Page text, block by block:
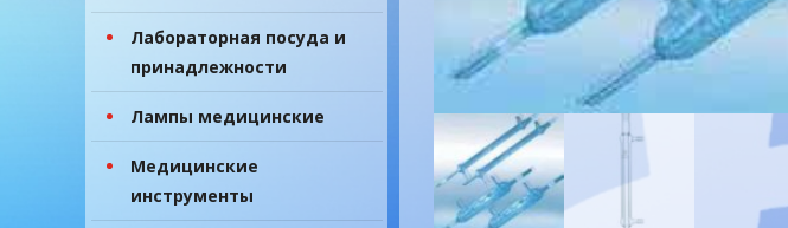
Лабораторная посуда и
принадлежности
Лампы медицинские
Медицинские
инструменты